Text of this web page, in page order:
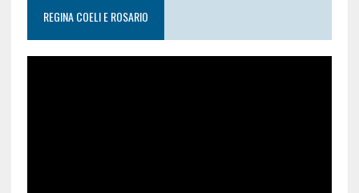
REGINA COELI E ROSARIO